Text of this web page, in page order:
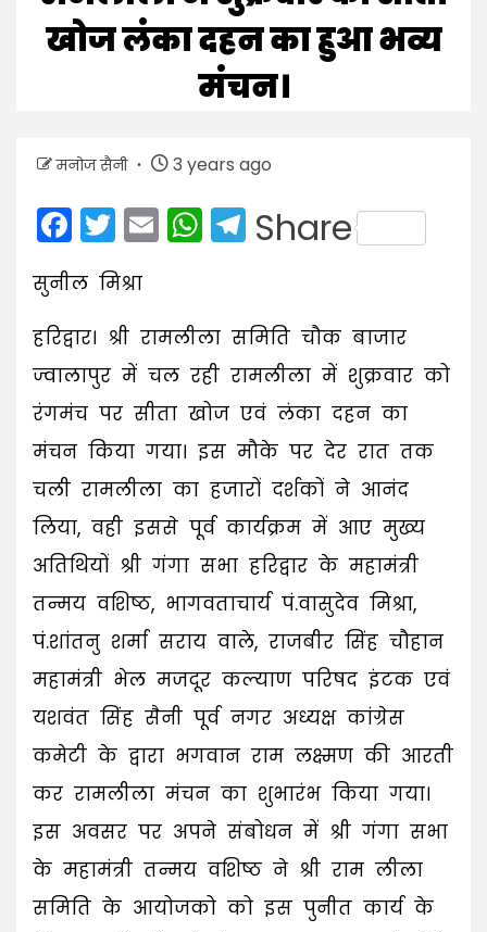
खोज लंका दहन का हुआ भव्य
मंचन।
मनोज सैनी 3 years ago
Facebook
Twitter
EmailWhatsApp
Telegram
Share
सुनील मिश्रा
हरिद्वार। श्री रामलीला समिति चौक बाजार
ज्वालापुर में चल रही रामलीला में शुक्रवार को
रंगमंच पर सीता खोज एवं लंका दहन का
मंचन किया गया। इस मौके पर देर रात तक
चली रामलीला का हजारों दर्शकों ने आनंद
लिया, वही इससे पूर्व कार्यक्रम में आए मुख्य
अतिथियों श्री गंगा सभा हरिद्वार के महामंत्री
तन्मय वशिष्ठ, भागवताचार्य पं.वासुदेव मिश्रा,
पं.शांतनु शर्मा सराय वाले, राजबीर सिंह चौहान
महामंत्री भेल मजदूर कल्याण परिषद इंटक एवं
यशवंत सिंह सैनी पूर्व नगर अध्यक्ष कांग्रेस
कमेटी के द्वारा भगवान राम लक्ष्मण की आरती
कर रामलीला मंचन का शुभारंभ किया गया।
इस अवसर पर अपने संबोधन में श्री गंगा सभा
के महामंत्री तन्मय वशिष्ठ ने श्री राम लीला
समिति के आयोजको को इस पुनीत कार्य के